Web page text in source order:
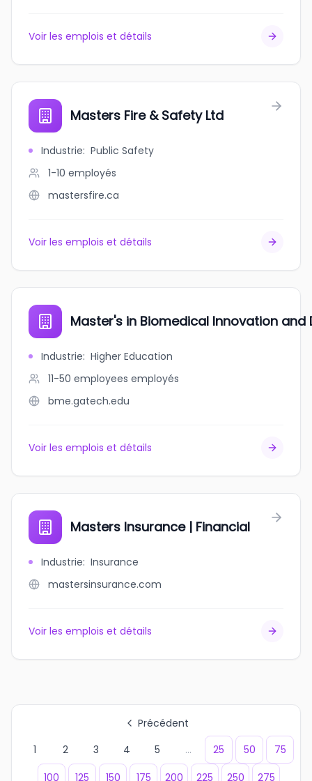
Voir les emplois et détails
Masters Fire & Safety Ltd
Industrie: Public Safety
1-10 employés
mastersfire.ca
Voir les emplois et détails
Master's in Biomedical Innovation
Industrie: Higher Education
11-50 employees employés
bme.gatech.edu
Voir les emplois et détails
Masters Insurance | Financial
Industrie: Insurance
mastersinsurance.com
Voir les emplois et détails
Précédent
1
2 3 4 5 ... 25 50
75
100
125 150 175 200 225 250 275